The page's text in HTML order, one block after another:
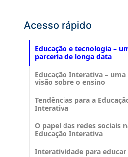
Acesso rápido
Educação e tecnologia –
parceria de longa data
Educação Interativa – uma
visão sobre o ensino
Tendências para a
Interativa
O papel das redes sociais
Educação Interativa
Interatividade para educar